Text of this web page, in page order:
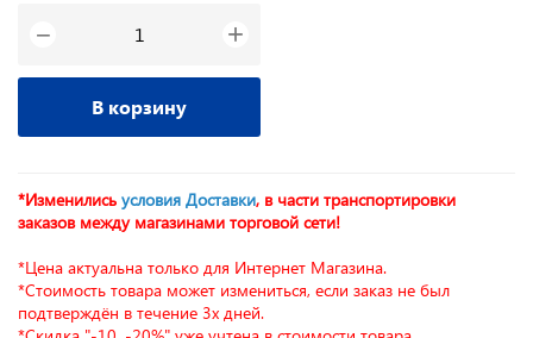
− +
В корзину
*Изменились условия Доставки, в части транспортировки
заказов между магазинами торговой сети!
*Цена актуальна только для Интернет Магазина.
*Стоимость товара может измениться, если заказ не был
подтверждён в течение 3х дней.